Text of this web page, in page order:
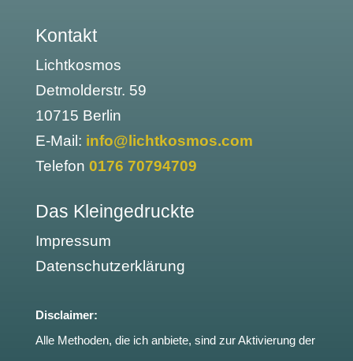
Kontakt
Lichtkosmos
Detmolderstr. 59
10715 Berlin
E-Mail: info@lichtkosmos.com
Telefon 0176 70794709
Das Kleingedruckte
Impressum
Datenschutzerklärung
Disclaimer:
Alle Methoden, die ich anbiete, sind zur Aktivierung der